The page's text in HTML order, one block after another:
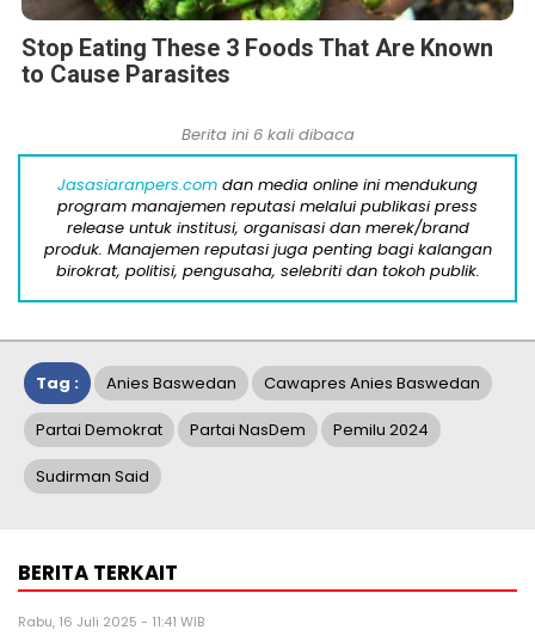
Stop Eating These 3 Foods That Are Known
to Cause Parasites
Berita ini 6 kali dibaca
Jasasiaranpers.com dan media online ini mendukung
program manajemen reputasi melalui publikasi press
release untuk institusi, organisasi dan merek/brand
produk. Manajemen reputasi juga penting bagi kalangan
birokrat, politisi, pengusaha, selebriti dan tokoh publik.
Tag : Anies Baswedan Cawapres Anies Baswedan
Partai Demokrat Partai NasDem Pemilu 2024
Sudirman Said
BERITA TERKAIT
Rabu, 16 Juli 2025 - 11:41 WIB